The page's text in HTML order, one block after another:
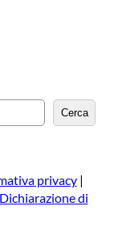
Cerca
privacy|
Dichiarazione di